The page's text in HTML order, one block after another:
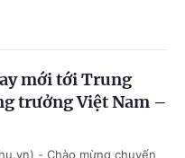
mới tới Trung
trưởng Việt Nam –
- Chào mừng chuyến